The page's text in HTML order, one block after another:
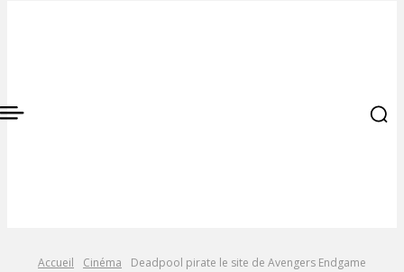
Accueil Cinéma Deadpool pirate le site de Avengers Endgame